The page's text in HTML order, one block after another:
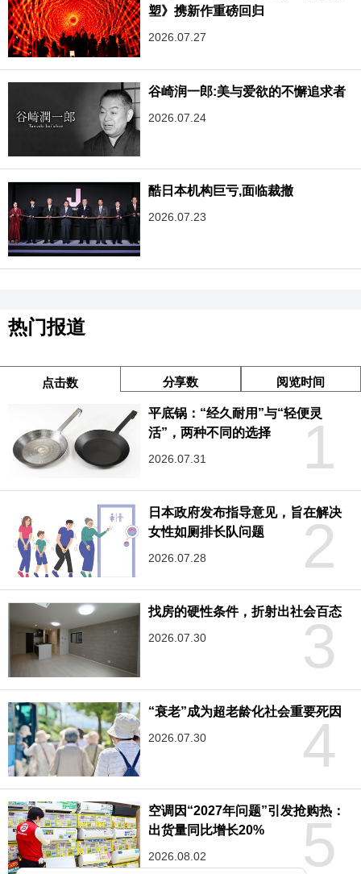
塑》携新作重磅回归
2026.07.27
谷崎润一郎:美与爱欲的不懈追求者
2026.07.24
酷日本机构巨亏,面临裁撤
2026.07.23
热门报道
点击数 分享数 阅览时间
1
平底锅：“经久耐用”与“轻便灵
活”，两种不同的选择
2026.07.31
2
日本政府发布指导意见，旨在解决
女性如厕排长队问题
2026.07.28
3
找房的硬性条件，折射出社会百态
2026.07.30
4
“衰老”成为超老龄化社会重要死因
2026.07.30
5
空调因“2027年问题”引发抢购热：
出货量同比增长20%
2026.08.02